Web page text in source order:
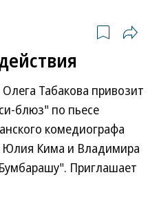
Табакова привозит
блюз" по пьесе
комедиографа
Кима и Владимира
Приглашает